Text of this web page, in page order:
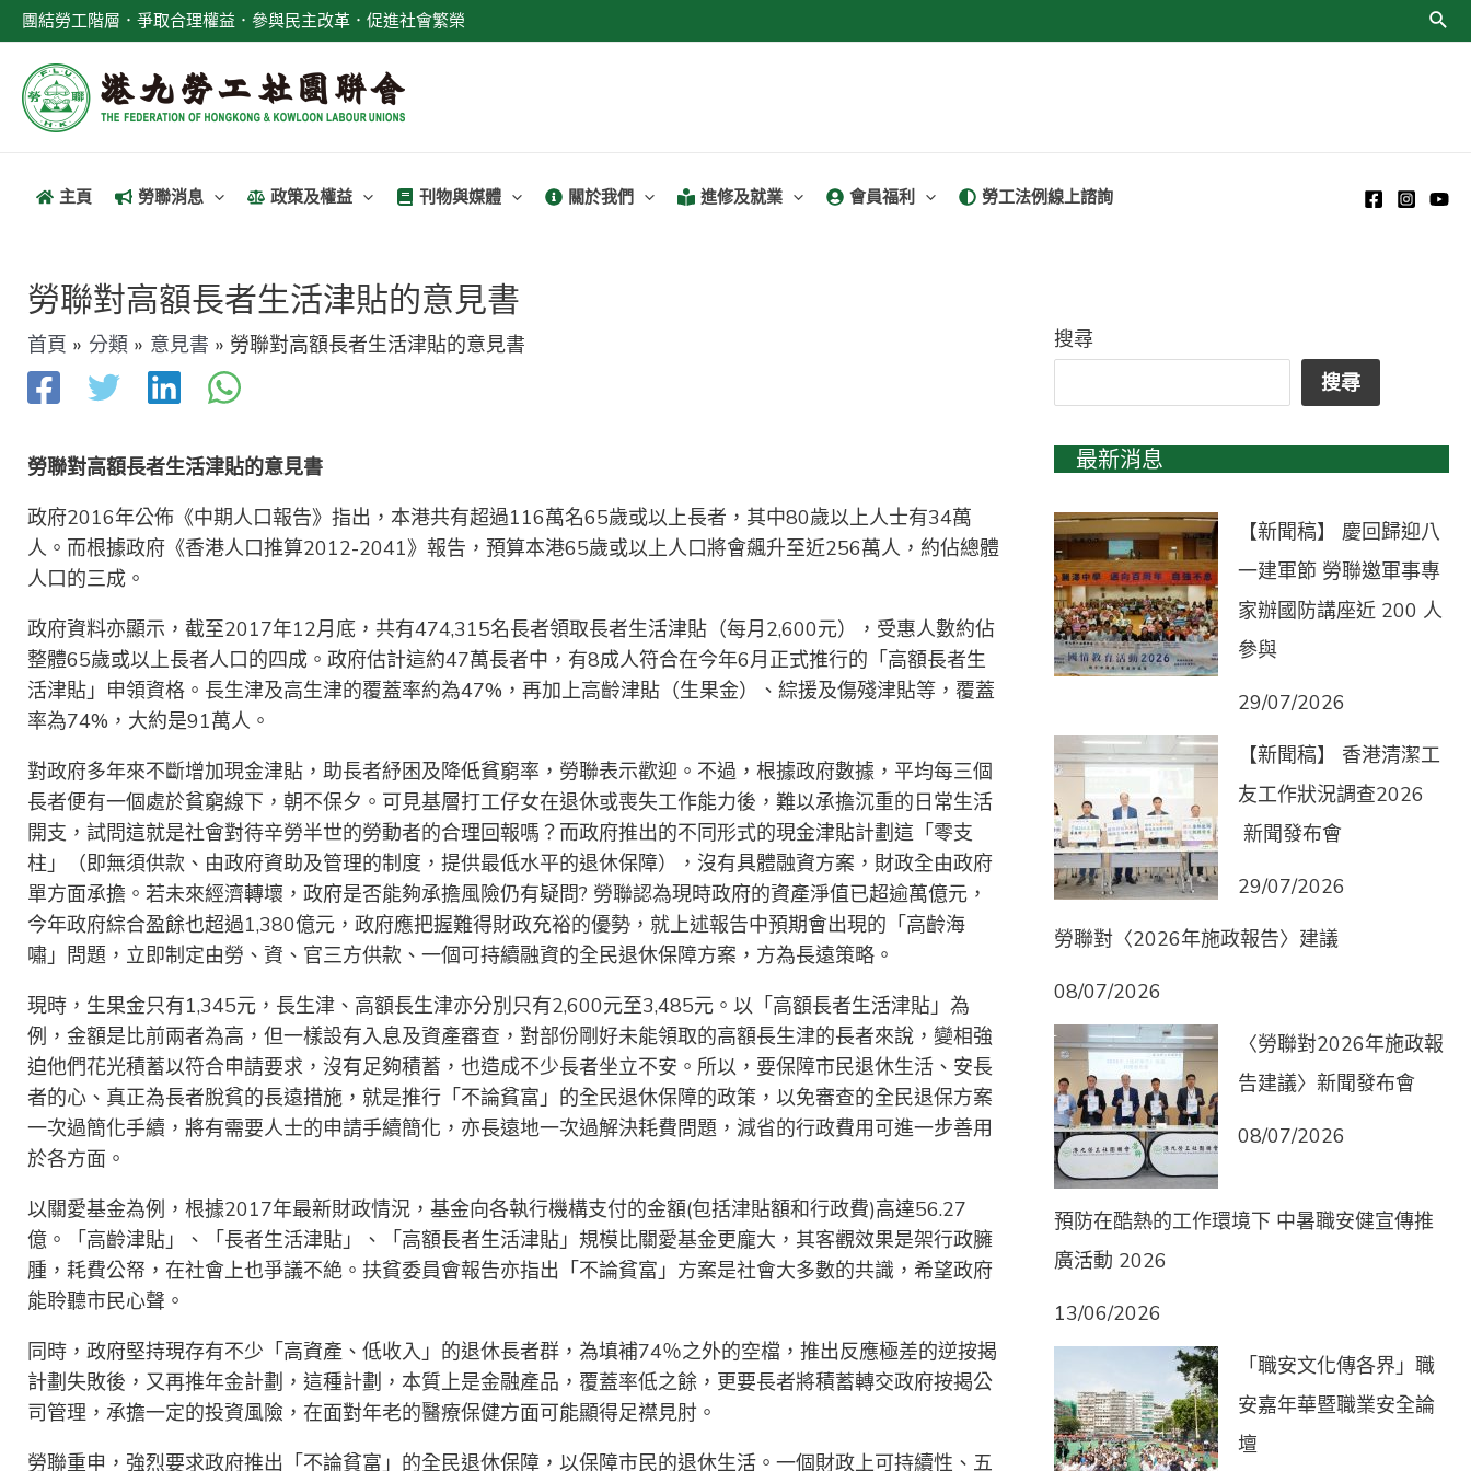
至
團結勞工階層．爭取合理權益．參與民主改革．促進社會繁榮
主頁 勞聯消息 政策及權益 刊物與媒體 關於我們 進修及就業 會員福利 勞工法例線上諮詢
勞聯對高額長者生活津貼的意見書
首頁 分類 意見書 勞聯對高額長者生活津貼的意見書
勞聯對高額長者生活津貼的意見書
政府2016年公佈《中期人口報告》指出，本港共有超過116萬名65歲或以上長者，其中80歲以上人士有34萬
人。而根據政府《香港人口推算2012-2041》報告，預算本港65歲或以上人口將會飆升至近256萬人，約佔總體
人口的三成。
政府資料亦顯示，截至2017年12月底，共有474,315名長者領取長者生活津貼（每月2,600元），受惠人數約佔
整體65歲或以上長者人口的四成。政府估計這約47萬長者中，有8成人符合在今年6月正式推行的「高額長者生
活津貼」申領資格。長生津及高生津的覆蓋率約為47%，再加上高齡津貼（生果金）、綜援及傷殘津貼等，覆蓋
率為74%，大約是91萬人。
對政府多年來不斷增加現金津貼，助長者紓困及降低貧窮率，勞聯表示歡迎。不過，根據政府數據，平均每三個
長者便有一個處於貧窮線下，朝不保夕。可見基層打工仔女在退休或喪失工作能力後，難以承擔沉重的日常生活
開支，試問這就是社會對待辛勞半世的勞動者的合理回報嗎？而政府推出的不同形式的現金津貼計劃這「零支
柱」（即無須供款、由政府資助及管理的制度，提供最低水平的退休保障），沒有具體融資方案，財政全由政府
單方面承擔。若未來經濟轉壞，政府是否能夠承擔風險仍有疑問? 勞聯認為現時政府的資產淨值已超逾萬億元，
今年政府綜合盈餘也超過1,380億元，政府應把握難得財政充裕的優勢，就上述報告中預期會出現的「高齡海
嘯」問題，立即制定由勞、資、官三方供款、一個可持續融資的全民退休保障方案，方為長遠策略。
現時，生果金只有1,345元，長生津、高額長生津亦分別只有2,600元至3,485元。以「高額長者生活津貼」為
例，金額是比前兩者為高，但一樣設有入息及資產審查，對部份剛好未能領取的高額長生津的長者來說，變相強
迫他們花光積蓄以符合申請要求，沒有足夠積蓄，也造成不少長者坐立不安。所以，要保障市民退休生活、安長
者的心、真正為長者脫貧的長遠措施，就是推行「不論貧富」的全民退休保障的政策，以免審查的全民退保方案
一次過簡化手續，將有需要人士的申請手續簡化，亦長遠地一次過解決耗費問題，減省的行政費用可進一步善用
於各方面。
以關愛基金為例，根據2017年最新財政情況，基金向各執行機構支付的金額(包括津貼額和行政費)高達56.27
億。「高齡津貼」、「長者生活津貼」、「高額長者生活津貼」規模比關愛基金更龐大，其客觀效果是架行政臃
腫，耗費公帑，在社會上也爭議不絶。扶貧委員會報告亦指出「不論貧富」方案是社會大多數的共識，希望政府
能聆聽市民心聲。
同時，政府堅持現存有不少「高資產、低收入」的退休長者群，為填補74％之外的空檔，推出反應極差的逆按揭
計劃失敗後，又再推年金計劃，這種計劃，本質上是金融產品，覆蓋率低之餘，更要長者將積蓄轉交政府按揭公
司管理，承擔一定的投資風險，在面對年老的醫療保健方面可能顯得足襟見肘。
勞聯重申，強烈要求政府推出「不論貧富」的全民退休保障，以保障市民的退休生活。一個財政上可持續性、五
章
導
覽
搜尋
搜尋
最新消息
【新聞稿】 慶回歸迎八
一建軍節 勞聯邀軍事專
家辦國防講座近 200 人
參與
29/07/2026
【新聞稿】 香港清潔工
友工作狀況調查2026
新聞發布會
29/07/2026
勞聯對〈2026年施政報告〉建議
08/07/2026
〈勞聯對2026年施政報
告建議〉新聞發布會
08/07/2026
預防在酷熱的工作環境下 中暑職安健宣傳推
廣活動 2026
13/06/2026
「職安文化傳各界」職
安嘉年華暨職業安全論
壇